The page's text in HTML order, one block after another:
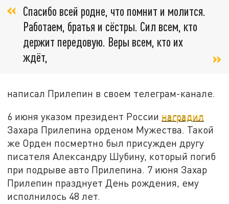
Спасибо всей родне, что помнит и молится.
Работаем, братья и сёстры. Сил всем, кто
держит передовую. Веры всем, кто их
ждёт,
написал Прилепин в своем телеграм-канале.
6 июня указом президент России наградил
Захара Прилепина орденом Мужества. Такой
же Орден посмертно был присужден другу
писателя Александру Шубину, который погиб
при подрыве авто Прилепина. 7 июня Захар
Прилепин празднует День рождения, ему
исполнилось 48 лет.